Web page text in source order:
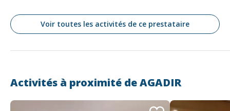
Voir toutes les activités de ce prestataire
Activités à proximité deAGADIR